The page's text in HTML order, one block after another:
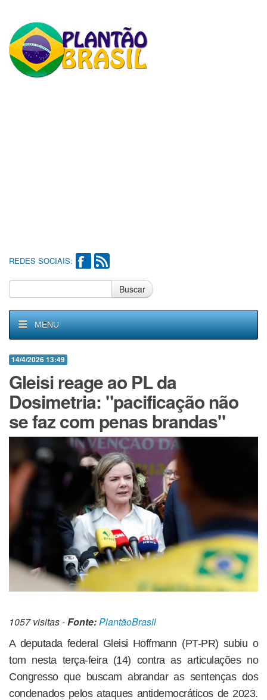
REDES SOCIAIS:
Buscar
MENU
14/4/2026 13:49
Gleisi reage ao PL da
Dosimetria: "pacificação não
se faz com penas brandas"
1057 visitas -Fonte:PlantãoBrasil
A deputada federal Gleisi Hoffmann (PT-PR) subiu o
tom nesta terça-feira (14) contra as articulações no
Congresso que buscam abrandar as sentenças dos
condenados pelos ataques antidemocráticos de 2023.